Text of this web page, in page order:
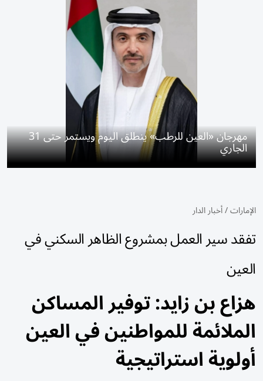
مهرجان «العين للرطب» ينطلق اليوم ويستمر حتى 31
الجاري
الإمارات/أخبار الدار
تفقد سير العمل بمشروع الظاهر السكني في
العين
هزاع بن زايد: توفير المساكن
الملائمة للمواطنين في العين
أولوية استراتيجية